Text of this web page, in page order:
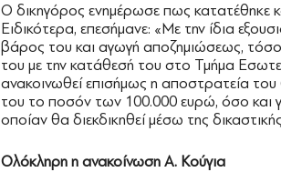
Ο δικηγόρος ενημέρωσε πως κατατέθηκε
Ειδικότερα, επεσήμανε: «Με την ίδια
βάρος του και αγωγή αποζημιώσεως, τόσο
του με την κατάθεσή του στο Τμήμα
ανακοινωθεί επισήμως η αποστρατεία του
του το ποσόν των 100.000 ευρώ, όσο και
οποίαν θα διεκδικηθεί μέσω της
Ολόκληρη η ανακοίνωση Α. Κούγια